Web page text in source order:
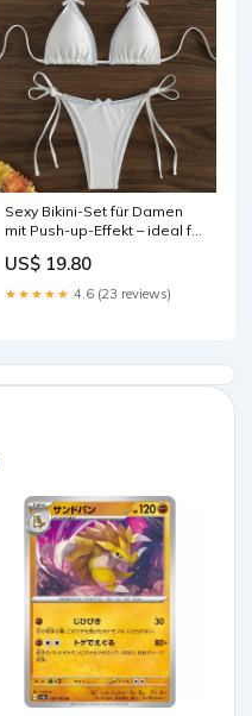
Sexy Bikini-Set für Damen
mit Push-up-Effekt – ideal für
US$ 19.80
★★★★★ 4.6 (23 reviews)